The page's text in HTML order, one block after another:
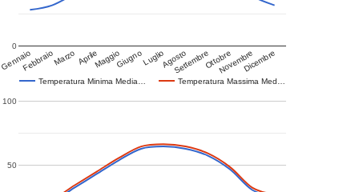
Temperatura Minima Media… Temperatura Massima Med…
GennaioFebbraioMarzo AprileMaggioGiugnoLuglioAgosto
SettembreOttobreNovembreDicembre
0
50
100